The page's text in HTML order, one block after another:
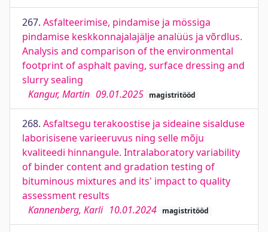
267. Asfalteerimise, pindamise ja mössiga
pindamise keskkonnajalajälje analüüs ja võrdlus.
Analysis and comparison of the environmental
footprint of asphalt paving, surface dressing and
slurry sealing
Kangur, Martin 09.01.2025 magistritööd
268. Asfaltsegu terakoostise ja sideaine sisalduse
laborisisene varieeruvus ning selle mõju
kvaliteedi hinnangule. Intralaboratory variability
of binder content and gradation testing of
bituminous mixtures and its' impact to quality
assessment results
Kannenberg, Karli 10.01.2024 magistritööd